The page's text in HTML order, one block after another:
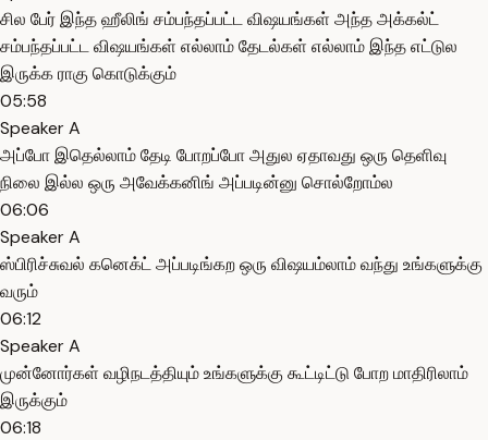
சில பேர் இந்த ஹீலிங் சம்பந்தப்பட்ட விஷயங்கள் அந்த அக்கல்ட்
சம்பந்தப்பட்ட விஷயங்கள் எல்லாம் தேடல்கள் எல்லாம் இந்த எட்டுல
இருக்க ராகு கொடுக்கும்
05:58
Speaker A
அப்போ இதெல்லாம் தேடி போறப்போ அதுல ஏதாவது ஒரு தெளிவு
நிலை இல்ல ஒரு அவேக்கனிங் அப்படின்னு சொல்றோம்ல
06:06
Speaker A
ஸ்பிரிச்சுவல் கனெக்ட் அப்படிங்கற ஒரு விஷயம்லாம் வந்து உங்களுக்கு
வரும்
06:12
Speaker A
முன்னோர்கள் வழிநடத்தியும் உங்களுக்கு கூட்டிட்டு போற மாதிரிலாம்
இருக்கும்
06:18